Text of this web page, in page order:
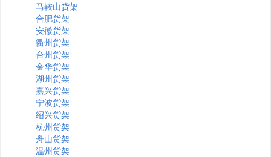
马鞍山货架
合肥货架
安徽货架
衢州货架
台州货架
金华货架
湖州货架
嘉兴货架
宁波货架
绍兴货架
杭州货架
舟山货架
温州货架